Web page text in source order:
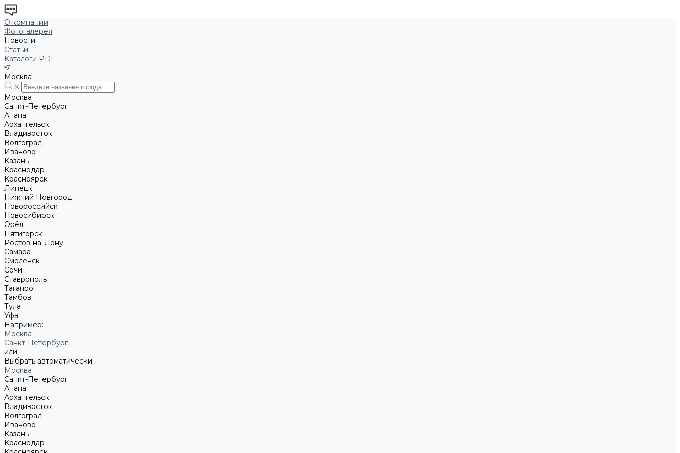
О компании
Фотогалерея
Новости
Статьи
Каталоги PDF
Москва
Москва
Санкт-Петербург
Анапа
Архангельск
Владивосток
Волгоград
Иваново
Казань
Краснодар
Красноярск
Липецк
Нижний Новгород
Новороссийск
Новосибирск
Орёл
Пятигорск
Ростов-на-Дону
Самара
Смоленск
Сочи
Ставрополь
Таганрог
Тамбов
Тула
Уфа
Например:
Москва
Санкт-Петербург
или
Выбрать автоматически
Москва
Санкт-Петербург
Анапа
Архангельск
Владивосток
Волгоград
Иваново
Казань
Краснодар